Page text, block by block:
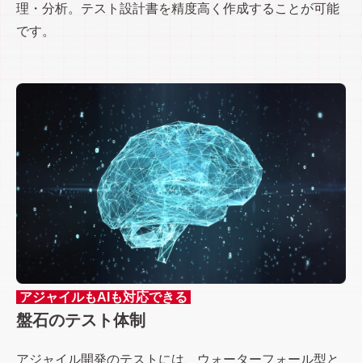
理・分析。テスト設計書を精度高く作成することが可能
です。
アジャイルもAIも対応できる
盤石のテスト体制
アジャイル開発のテストには、ウォーターフォール型と